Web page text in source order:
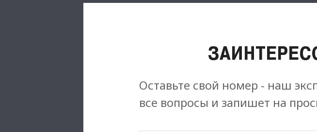
Оставьте свой номер - наш
все вопросы и запишет на